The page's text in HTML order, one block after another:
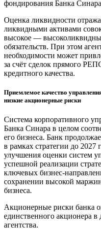
фондирования Банка
Оценка ликвидности
ликвидными активами
высокое —
обязательств. При этом
необходимости может
за счёт сделок прямого
кредитного качества.
Приемлемое качество
низкие акционерные риски
Система корпоративного
Банка Синара в целом
его бизнеса. Банк
в рамках стратегии до
улучшения оценки систем
успешной реализации
ключевых бизнес-
сохранении высокой
бизнеса.
Акционерные риски банка
единственного акционера в
агентства.